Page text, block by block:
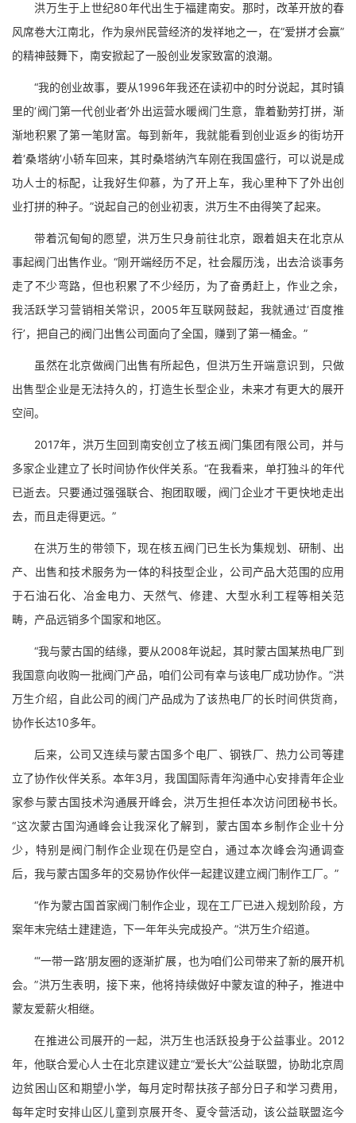
洪万生于上世纪80年代出生于福建南安。那时，改革开放的春
风席卷大江南北，作为泉州民营经济的发祥地之一，在“爱拼才会赢”
的精神鼓舞下，南安掀起了一股创业发家致富的浪潮。
“我的创业故事，要从1996年我还在读初中的时分说起，其时镇
里的‘阀门第一代创业者’外出运营水暖阀门生意，靠着勤劳打拼，渐
渐地积累了第一笔财富。每到新年，我就能看到创业返乡的街坊开
着‘桑塔纳’小轿车回来，其时桑塔纳汽车刚在我国盛行，可以说是成
功人士的标配，让我好生仰慕，为了开上车，我心里种下了外出创
业打拼的种子。”说起自己的创业初衷，洪万生不由得笑了起来。
带着沉甸甸的愿望，洪万生只身前往北京，跟着姐夫在北京从
事起阀门出售作业。“刚开端经历不足，社会履历浅，出去洽谈事务
走了不少弯路，但也积累了不少经历，为了奋勇赶上，作业之余，
我活跃学习营销相关常识，2005年互联网鼓起，我就通过‘百度推
行’，把自己的阀门出售公司面向了全国，赚到了第一桶金。”
虽然在北京做阀门出售有所起色，但洪万生开端意识到，只做
出售型企业是无法持久的，打造生长型企业，未来才有更大的展开
空间。
2017年，洪万生回到南安创立了核五阀门集团有限公司，并与
多家企业建立了长时间协作伙伴关系。“在我看来，单打独斗的年代
已逝去。只要通过强强联合、抱团取暖，阀门企业才干更快地走出
去，而且走得更远。”
在洪万生的带领下，现在核五阀门已生长为集规划、研制、出
产、出售和技术服务为一体的科技型企业，公司产品大范围的应用
于石油石化、冶金电力、天然气、修建、大型水利工程等相关范
畴，产品远销多个国家和地区。
“我与蒙古国的结缘，要从2008年说起，其时蒙古国某热电厂到
我国意向收购一批阀门产品，咱们公司有幸与该电厂成功协作。”洪
万生介绍，自此公司的阀门产品成为了该热电厂的长时间供货商，
协作长达10多年。
后来，公司又连续与蒙古国多个电厂、钢铁厂、热力公司等建
立了协作伙伴关系。本年3月，我国国际青年沟通中心安排青年企业
家参与蒙古国技术沟通展开峰会，洪万生担任本次访问团秘书长。
“这次蒙古国沟通峰会让我深化了解到，蒙古国本乡制作企业十分
少，特别是阀门制作企业现在仍是空白，通过本次峰会沟通调查
后，我与蒙古国多年的交易协作伙伴一起建议建立阀门制作工厂。”
“作为蒙古国首家阀门制作企业，现在工厂已进入规划阶段，方
案年末完结土建建造，下一年年头完成投产。”洪万生介绍道。
“‘一带一路’朋友圈的逐渐扩展，也为咱们公司带来了新的展开机
会。”洪万生表明，接下来，他将持续做好中蒙友谊的种子，推进中
蒙友爱薪火相继。
在推进公司展开的一起，洪万生也活跃投身于公益事业。2012
年，他联合爱心人士在北京建议建立“爱长大”公益联盟，协助北京周
边贫困山区和期望小学，每月定时帮扶孩子部分日子和学习费用，
每年定时安排山区儿童到京展开冬、夏令营活动，该公益联盟迄今